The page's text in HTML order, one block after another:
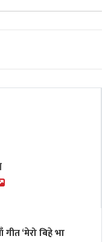
‘मेरो बिहे भा